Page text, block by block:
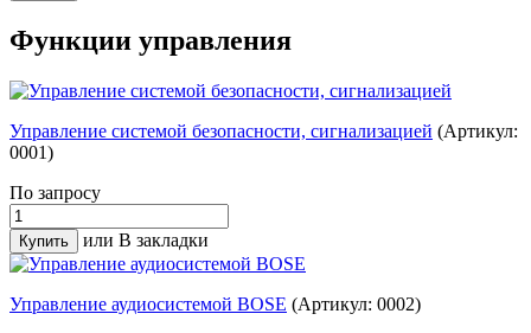
Функции управления
Управление системой безопасности, сигнализацией (Артикул:
0001)
По запросу
или В закладки
Управление аудиосистемой BOSE (Артикул: 0002)